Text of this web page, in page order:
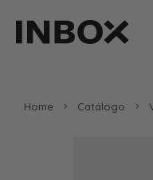
Home Catálogo